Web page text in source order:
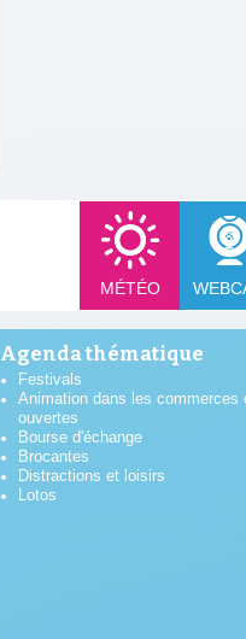
MÉTÉO
Agenda thématique
Festivals
Animation dans les commerces
ouvertes
Bourse d'échange
Brocantes
Distractions et loisirs
Lotos